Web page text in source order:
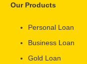
Our Products
Personal Loan
Business Loan
Gold Loan